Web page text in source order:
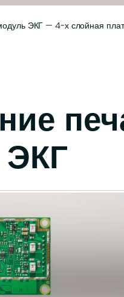
ЭКГ — 4-х слойная